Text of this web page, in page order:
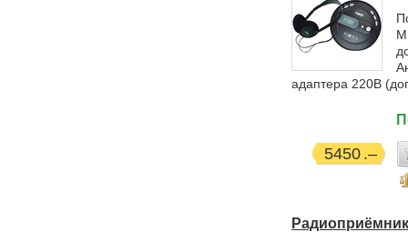
адаптера 220В
5450